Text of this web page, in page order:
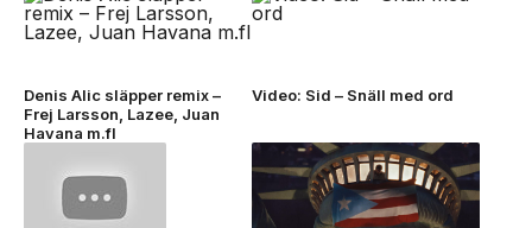
Denis Alic släpper remix –
Frej Larsson, Lazee, Juan
Havana m.fl
Video: Sid – Snäll med ord